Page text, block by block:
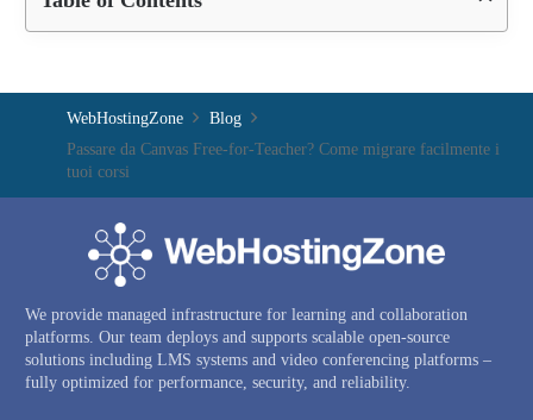
WebHostingZone
Blog
Passare da Canvas Free-for-Teacher? Come migrare facilmente i
tuoi corsi
We provide managed infrastructure for learning and collaboration
platforms. Our team deploys and supports scalable open-source
solutions including LMS systems and video conferencing platforms –
fully optimized for performance, security, and reliability.